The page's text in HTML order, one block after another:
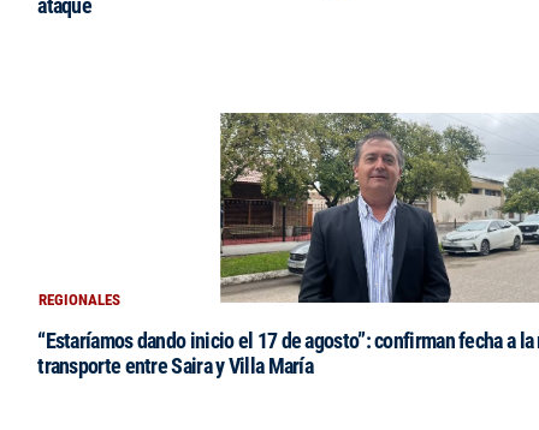
ataque
REGIONALES
“Estaríamos dando inicio el 17 de agosto”: confirman fecha a
transporte entre Saira y Villa María